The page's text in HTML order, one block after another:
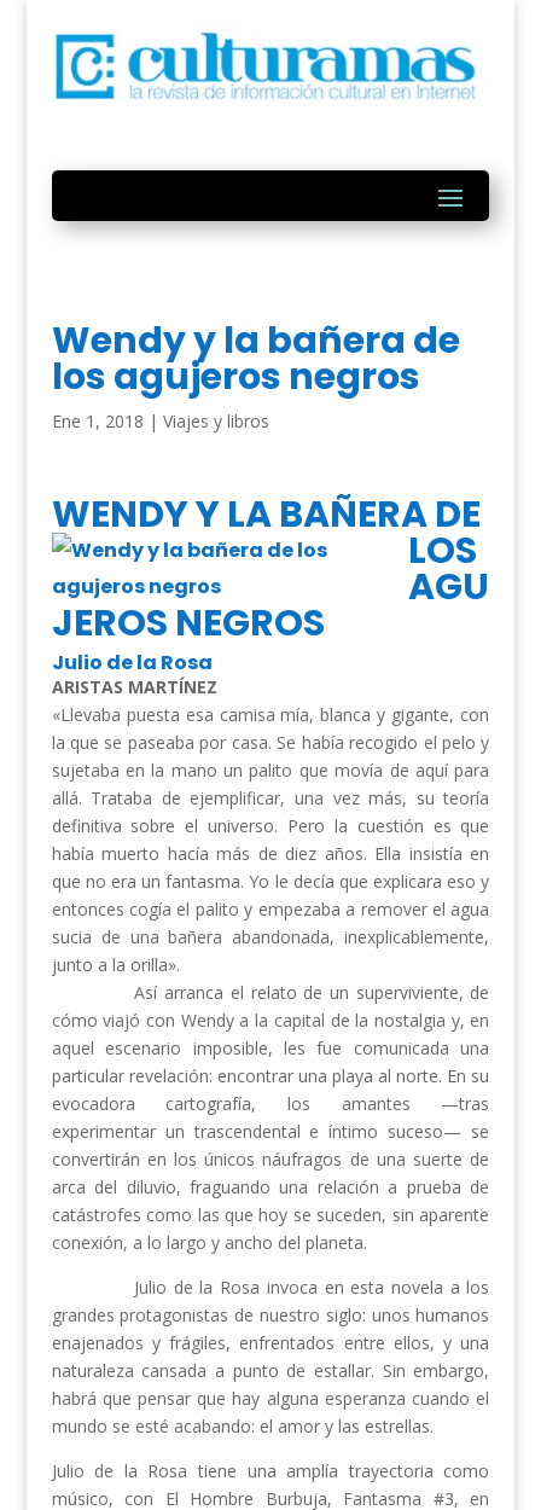
Wendy y la bañera de
los agujeros negros
Ene 1, 2018 | Viajes y libros
WENDY Y LA BAÑERA DE
LOS
AGU
JEROS NEGROS
Julio de la Rosa
ARISTAS MARTÍNEZ
«Llevaba puesta esa camisa mía, blanca y gigante, con
la que se paseaba por casa. Se había recogido el pelo y
sujetaba en la mano un palito que movía de aquí para
allá. Trataba de ejemplificar, una vez más, su teoría
definitiva sobre el universo. Pero la cuestión es que
había muerto hacía más de diez años. Ella insistía en
que no era un fantasma. Yo le decía que explicara eso y
entonces cogía el palito y empezaba a remover el agua
sucia de una bañera abandonada, inexplicablemente,
junto a la orilla».
Así arranca el relato de un superviviente, de
cómo viajó con Wendy a la capital de la nostalgia y, en
aquel escenario imposible, les fue comunicada una
particular revelación: encontrar una playa al norte. En su
evocadora cartografía, los amantes —tras
experimentar un trascendental e íntimo suceso— se
convertirán en los únicos náufragos de una suerte de
arca del diluvio, fraguando una relación a prueba de
catástrofes como las que hoy se suceden, sin aparente
conexión, a lo largo y ancho del planeta.
Julio de la Rosa invoca en esta novela a los
grandes protagonistas de nuestro siglo: unos humanos
enajenados y frágiles, enfrentados entre ellos, y una
naturaleza cansada a punto de estallar. Sin embargo,
habrá que pensar que hay alguna esperanza cuando el
mundo se esté acabando: el amor y las estrellas.
Julio de la Rosa tiene una amplía trayectoria como
músico, con El Hombre Burbuja, Fantasma #3, en